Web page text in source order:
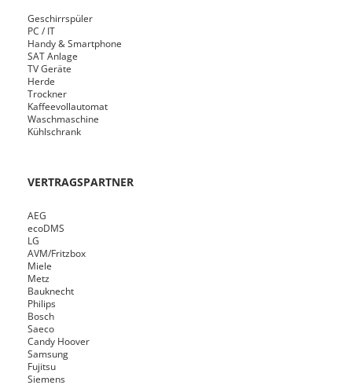
Geschirrspüler
PC / IT
Handy & Smartphone
SAT Anlage
TV Geräte
Herde
Trockner
Kaffeevollautomat
Waschmaschine
Kühlschrank
VERTRAGSPARTNER
AEG
ecoDMS
LG
AVM/Fritzbox
Miele
Metz
Bauknecht
Philips
Bosch
Saeco
Candy Hoover
Samsung
Fujitsu
Siemens